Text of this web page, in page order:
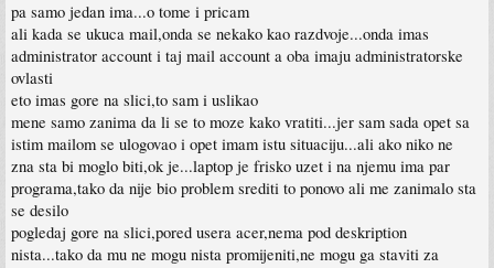
pa samo jedan ima...o tome i pricam
ali kada se ukuca mail,onda se nekako kao razdvoje...onda imas
administrator account i taj mail account a oba imaju administratorske
ovlasti
eto imas gore na slici,to sam i uslikao
mene samo zanima da li se to moze kako vratiti...jer sam sada opet sa
istim mailom se ulogovao i opet imam istu situaciju...ali ako niko ne
zna sta bi moglo biti,ok je...laptop je frisko uzet i na njemu ima par
programa,tako da nije bio problem srediti to ponovo ali me zanimalo sta
se desilo
pogledaj gore na slici,pored usera acer,nema pod deskription
nista...tako da mu ne mogu nista promijeniti,ne mogu ga staviti za